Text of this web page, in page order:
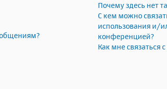
Почему здесь нет
С кем можно
использования и/
конференцией?
Как мне связаться